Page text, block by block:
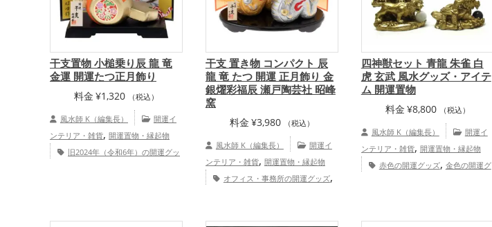
干支置物 小槌乗り辰 龍 竜
金運 開運たつ正月飾り
料金 ¥1,320 （税込）
風水師 K（編集長）
開運イ
ンテリア・雑貨, 開運置物・縁起物
旧2024年（令和6年）の開運グッ
,
干支 置き物 コンパクト 辰
龍 竜 たつ 開運 正月飾り 金
銀燿彩福辰 瀬戸陶芸社 昭峰
窯
料金 ¥3,980 （税込）
風水師 K（編集長）
開運イ
ンテリア・雑貨, 開運置物・縁起物
オフィス・事務所の開運グッズ,
四神獣セット 青龍 朱雀 白
虎 玄武 風水グッズ・アイテ
ム 開運置物
料金 ¥8,800 （税込）
風水師 K（編集長）
開運イ
ンテリア・雑貨, 開運置物・縁起物
赤色の開運グッズ, 金色の開運グ